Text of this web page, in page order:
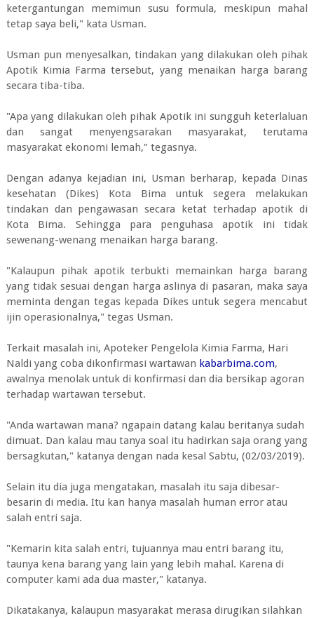
ketergantungan memimun susu formula, meskipun mahal
tetap saya beli," kata Usman.
Usman pun menyesalkan, tindakan yang dilakukan oleh pihak
Apotik Kimia Farma tersebut, yang menaikan harga barang
secara tiba-tiba.
"Apa yang dilakukan oleh pihak Apotik ini sungguh keterlaluan
dan sangat menyengsarakan masyarakat, terutama
masyarakat ekonomi lemah," tegasnya.
Dengan adanya kejadian ini, Usman berharap, kepada Dinas
kesehatan (Dikes) Kota Bima untuk segera melakukan
tindakan dan pengawasan secara ketat terhadap apotik di
Kota Bima. Sehingga para penguhasa apotik ini tidak
sewenang-wenang menaikan harga barang.
"Kalaupun pihak apotik terbukti memainkan harga barang
yang tidak sesuai dengan harga aslinya di pasaran, maka saya
meminta dengan tegas kepada Dikes untuk segera mencabut
ijin operasionalnya," tegas Usman.
Terkait masalah ini, Apoteker Pengelola Kimia Farma, Hari
Naldi yang coba dikonfirmasi wartawan kabarbima.com,
awalnya menolak untuk di konfirmasi dan dia bersikap agoran
terhadap wartawan tersebut.
"Anda wartawan mana? ngapain datang kalau beritanya sudah
dimuat. Dan kalau mau tanya soal itu hadirkan saja orang yang
bersagkutan," katanya dengan nada kesal Sabtu, (02/03/2019).
Selain itu dia juga mengatakan, masalah itu saja dibesar-
besarin di media. Itu kan hanya masalah human error atau
salah entri saja.
"Kemarin kita salah entri, tujuannya mau entri barang itu,
taunya kena barang yang lain yang lebih mahal. Karena di
computer kami ada dua master," katanya.
Dikatakanya, kalaupun masyarakat merasa dirugikan silahkan